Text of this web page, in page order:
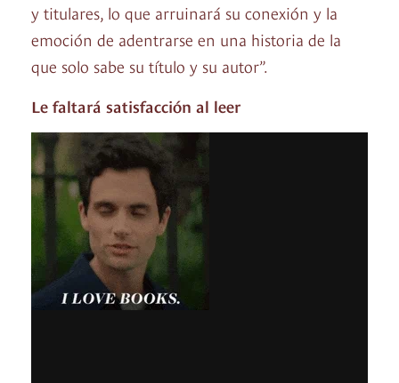
y titulares, lo que arruinará su conexión y la
emoción de adentrarse en una historia de la
que solo sabe su título y su autor”.
Le faltará satisfacción al leer